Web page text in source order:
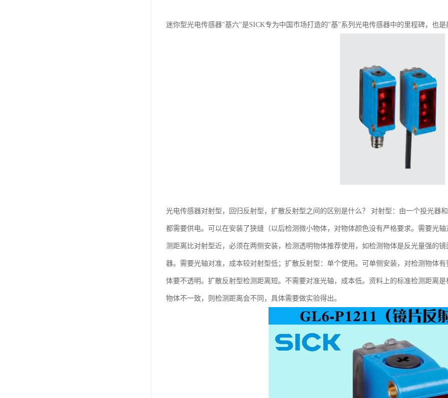
迷你型光电传感器"基六"是SICK专为中国市场打造的"基"系列光电传感器中的里程碑，也是
光电传感器对射型，回归反射型，扩散反射型之间的区别是什么？ 对射型：由一个投光器
都需要供电。可以在安装了狭缝（以后检测微小物体，对物体颜色没有严格要求。需要光
测距离比对射型近，必须在两侧安装，检测透明物体推荐使用，如检测物体是反光量强的
器。需要光轴对准，成本较对射型低；扩散反射型：单个使用。可单侧安装，对检测物体
体要不透明。扩散反射型检测距离短。不需要对准光轴，成本低。资料上的标准检测距离
物体不一致，则检测距离会不同，具体需要做实验得出。